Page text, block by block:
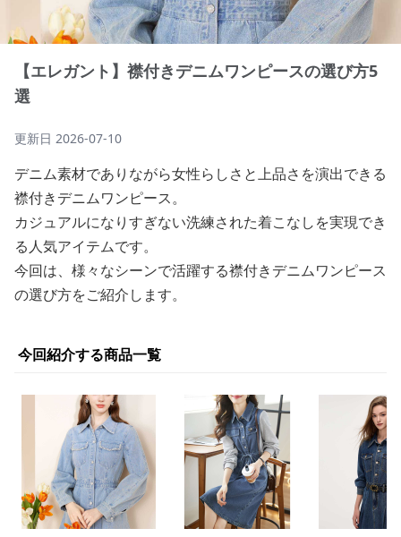
【エレガント】襟付きデニムワンピースの選び方5
選
更新日 2026-07-10
デニム素材でありながら女性らしさと上品さを演出できる
襟付きデニムワンピース。
カジュアルになりすぎない洗練された着こなしを実現でき
る人気アイテムです。
今回は、様々なシーンで活躍する襟付きデニムワンピース
の選び方をご紹介します。
今回紹介する商品一覧